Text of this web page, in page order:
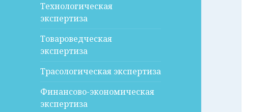
Технологическая
экспертиза
Товароведческая
экспертиза
Трасологическая экспертиза
Финансово-экономическая
экспертиза